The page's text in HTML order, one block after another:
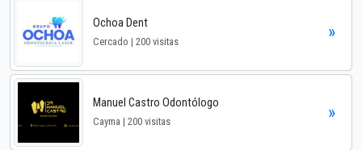
Ochoa Dent
Cercado | 200 visitas »
Manuel Castro Odontólogo
Cayma | 200 visitas »